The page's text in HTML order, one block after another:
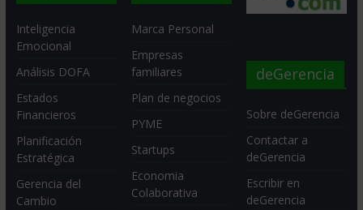
Inteligencia
Emocional
Análisis DOFA
Estados
Financieros
Planificación
Estratégica
Gerencia del
Cambio
Marca Personal
Empresas
familiares
Plan de negocios
PYME
Startups
Economia
Colaborativa
deGerencia
Sobre deGerencia
Contactar a
deGerencia
Escribir en
deGerencia